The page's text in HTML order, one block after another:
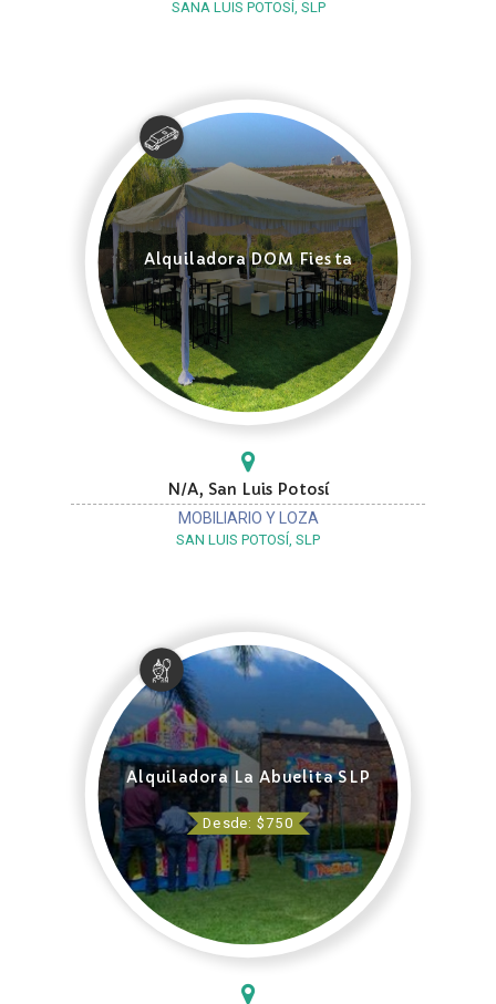
SANA LUIS POTOSÍ, SLP
Alquiladora DOM Fiesta
N/A, San Luis Potosí
MOBILIARIO Y LOZA
SAN LUIS POTOSÍ, SLP
Alquiladora La Abuelita SLP
Desde: $750